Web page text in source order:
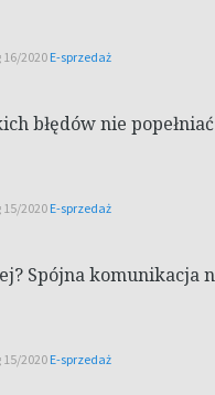
2020E-sprzedaż
błędów nie
2020E-sprzedaż
Spójna komunikacja
2020E-sprzedaż